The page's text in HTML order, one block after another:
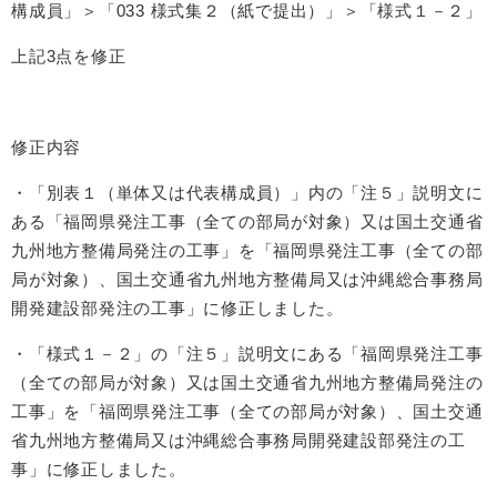
構成員」＞「033 様式集２（紙で提出）」＞「様式１－２」
上記3点を修正
修正内容
・「別表１（単体又は代表構成員）」内の「注５」説明文に
ある「福岡県発注工事（全ての部局が対象）又は国土交通省
九州地方整備局発注の工事」を「福岡県発注工事（全ての部
局が対象）、国土交通省九州地方整備局又は沖縄総合事務局
開発建設部発注の工事」に修正しました。
・「様式１－２」の「注５」説明文にある「福岡県発注工事
（全ての部局が対象）又は国土交通省九州地方整備局発注の
工事」を「福岡県発注工事（全ての部局が対象）、国土交通
省九州地方整備局又は沖縄総合事務局開発建設部発注の工
事」に修正しました。